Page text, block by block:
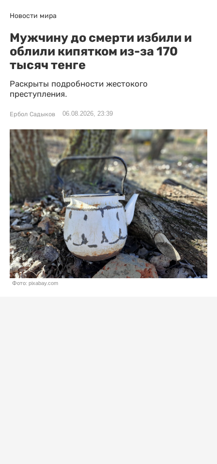
Новости мира
Мужчину до смерти избили и
облили кипятком из-за 170
тысяч тенге
Раскрыты подробности жестокого
преступления.
Ербол Садыков 06.08.2026, 23:39
Фото: pixabay.com